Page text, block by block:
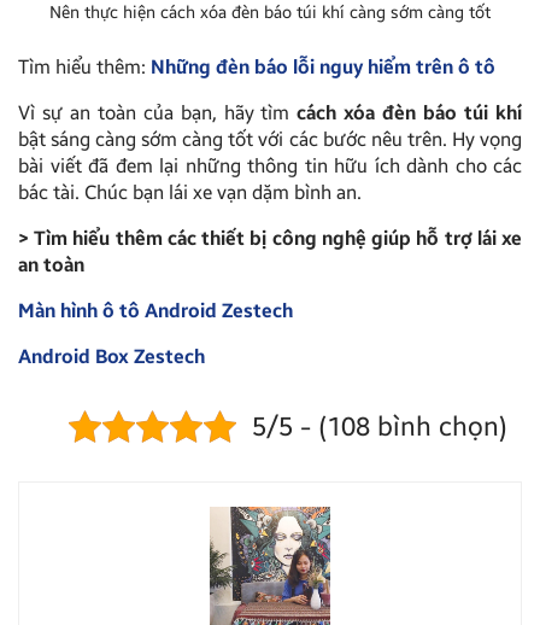
Nên thực hiện cách xóa đèn báo túi khí càng sớm càng tốt
Tìm hiểu thêm: Những đèn báo lỗi nguy hiểm trên ô tô
Vì sự an toàn của bạn, hãy tìmcách xóa đèn báo túi khí
bật sáng càng sớm càng tốt với các bước nêu trên. Hy vọng
bài viết đã đem lại những thông tin hữu ích dành cho các
bác tài. Chúc bạn lái xe vạn dặm bình an.
> Tìm hiểu thêm các thiết bị công nghệ giúp hỗ trợ lái xe
an toàn
Màn hình ô tô Android Zestech
Android Box Zestech
5/5 - (108 bình chọn)